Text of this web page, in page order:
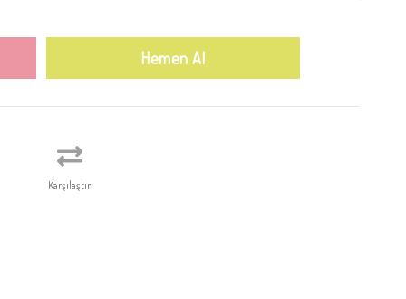
Karşılaştır